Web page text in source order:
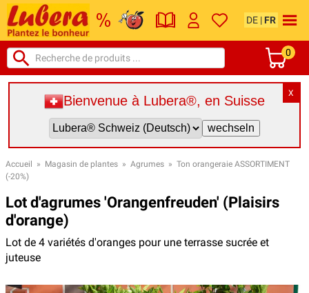
DE | FR
0
X
Bienvenue à Lubera®, en Suisse
Accueil » Magasin de plantes » Agrumes » Ton orangeraie ASSORTIMENT
(-20%)
Lot d'agrumes 'Orangenfreuden' (Plaisirs
d'orange)
Lot de 4 variétés d'oranges pour une terrasse sucrée et
juteuse